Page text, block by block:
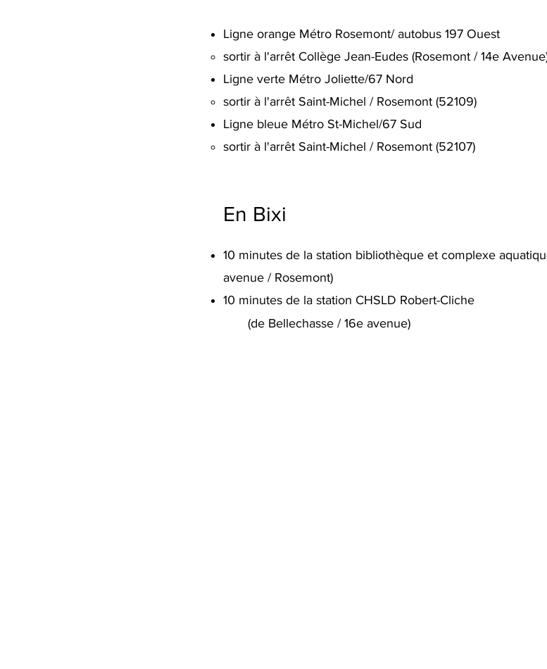
Ligne orange Métro Rosemont/ autobus 197 Ouest
sortir à l'arrêt Collège Jean-Eudes (Rosemont / 14e
Ligne verte Métro Joliette/67 Nord
sortir à l'arrêt Saint-Michel / Rosemont (52109)
Ligne bleue Métro St-Michel/67 Sud
sortir à l'arrêt Saint-Michel / Rosemont (52107)
En Bixi
10 minutes de la station bibliothèque et complexe
avenue / Rosemont)
10 minutes de la station CHSLD Robert-Cliche
(de Bellechasse / 16e avenue)